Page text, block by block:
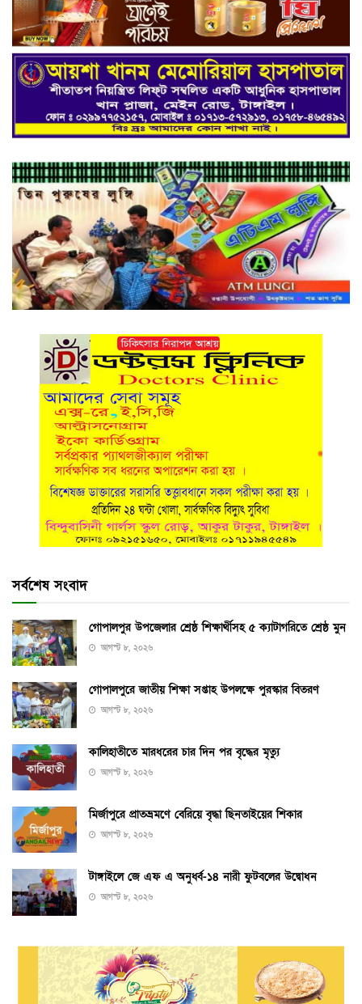
সর্বশেষ সংবাদ
গোপালপুর উপজেলার শ্রেষ্ঠ শিক্ষার্থীসহ ৫ ক্যাটাগরিতে শ্রেষ্ঠ মুন
আগস্ট ৮, ২০২৬
গোপালপুরে জাতীয় শিক্ষা সপ্তাহ উপলক্ষে পুরস্কার বিতরণ
আগস্ট ৮, ২০২৬
কালিহাতীতে মারধরের চার দিন পর বৃদ্ধের মৃত্যু
আগস্ট ৮, ২০২৬
মির্জাপুরে প্রাতভ্রমণে বেরিয়ে বৃদ্ধা ছিনতাইয়ের শিকার
আগস্ট ৮, ২০২৬
টাঙ্গাইলে জে এফ এ অনুর্ধ্ব-১৪ নারী ফুটবলের উদ্বোধন
আগস্ট ৮, ২০২৬